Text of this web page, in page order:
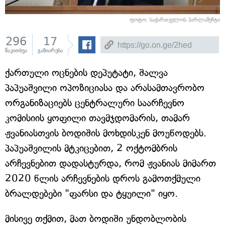
ფოტო: საქართველოს პარლამენტი
296
წაკითხვა
17
გაზიარება
ქართული ოცნების დეპუტატი, შალვა
პაპუაშვილი ოპოზიციასა და არასამთავრობო
ორგანიზაციებს ცენტრალური საარჩევნო
კომისიის ყოფილი თავმჯდომარის, თამარ
ჟვანიასთვის ბოდიშის მოხდისკენ მოუწოდებს.
პაპუაშვილის მტკიცებით, 2 ოქტომბრის
არჩევნებით დადასტურდა, რომ ჟვანიას მიმართ
2020 წლის არჩევნების დროს გამოთქმული
ბრალდებები "ფარსი და ტყუილი" იყო.
მისივე თქმით, მათ ბოდიში უნდობლობის